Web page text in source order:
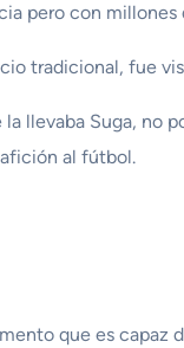
pero con millones
tradicional, fue
Suga, no
al fútbol.
que es